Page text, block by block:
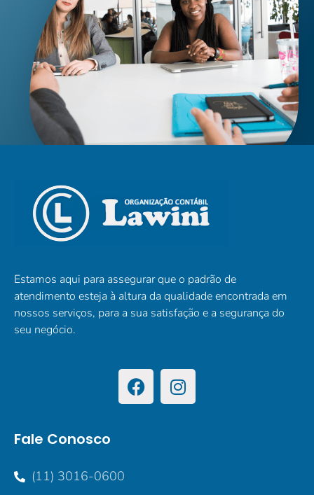
Estamos aqui para assegurar que o padrão de
atendimento esteja à altura da qualidade encontrada em
nossos serviços, para a sua satisfação e a segurança do
seu negócio.
Fale Conosco
(11) 3016-0600